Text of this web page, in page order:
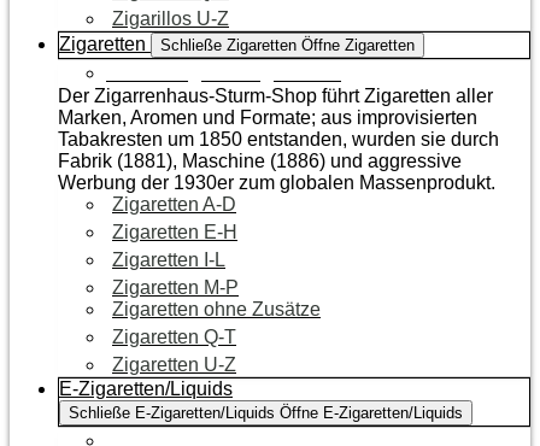
Zigarillos U-Z
Zigaretten
Schließe Zigaretten Öffne Zigaretten
Der Zigarrenhaus-Sturm-Shop führt Zigaretten aller
Marken, Aromen und Formate; aus improvisierten
Tabakresten um 1850 entstanden, wurden sie durch
Fabrik (1881), Maschine (1886) und aggressive
Werbung der 1930er zum globalen Massenprodukt.
Zigaretten A-D
Zigaretten E-H
Zigaretten I-L
Zigaretten M-P
Zigaretten ohne Zusätze
Zigaretten Q-T
Zigaretten U-Z
E-Zigaretten/Liquids
Schließe E-Zigaretten/Liquids Öffne E-Zigaretten/Liquids